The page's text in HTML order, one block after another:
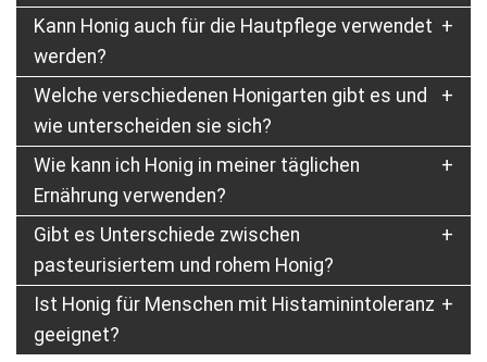
Kann Honig auch für die Hautpflege verwendet
werden?
Welche verschiedenen Honigarten gibt es und
wie unterscheiden sie sich?
Wie kann ich Honig in meiner täglichen
Ernährung verwenden?
Gibt es Unterschiede zwischen
pasteurisiertem und rohem Honig?
Ist Honig für Menschen mit Histaminintoleranz
geeignet?